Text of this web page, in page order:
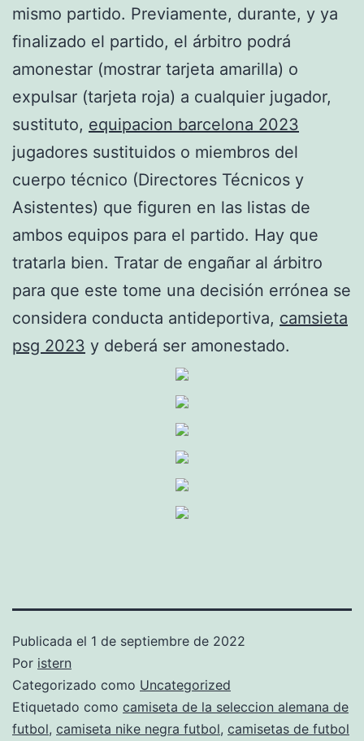
mismo partido. Previamente, durante, y ya
finalizado el partido, el árbitro podrá
amonestar (mostrar tarjeta amarilla) o
expulsar (tarjeta roja) a cualquier jugador,
sustituto, equipacion barcelona 2023
jugadores sustituidos o miembros del
cuerpo técnico (Directores Técnicos y
Asistentes) que figuren en las listas de
ambos equipos para el partido. Hay que
tratarla bien. Tratar de engañar al árbitro
para que este tome una decisión errónea se
considera conducta antideportiva, camsieta
psg 2023 y deberá ser amonestado.
Publicada el 1 de septiembre de 2022
Por istern
Categorizado como Uncategorized
Etiquetado como camiseta de la seleccion alemana de
futbol, camiseta nike negra futbol, camisetas de futbol